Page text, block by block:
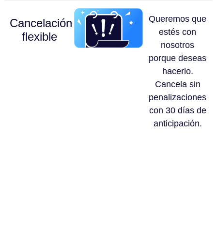
Cancelación
flexible
Queremos que
estés con
nosotros
porque deseas
hacerlo.
Cancela sin
penalizaciones
con 30 días de
anticipación.